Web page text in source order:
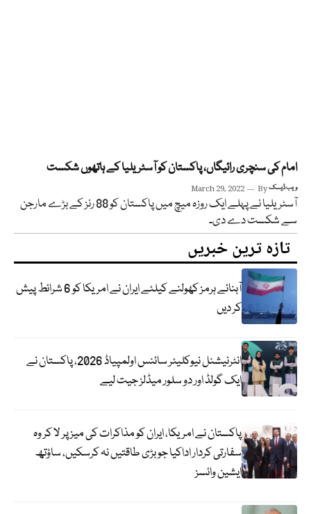
امام کی سنچری رائیگاں، پاکستان کو آسٹریلیا کے ہاتھوں شکست
March 29, 2022 Byویب ڈیسک
آسٹریلیا نے پہلے ایک روزہ میچ میں پاکستان کو 88 رنز کے بڑے مارجن
سے شکست دے دی۔
تازہ ترین خبریں
آبنائے ہرمز کھولنے کیلئے ایران نے امریکا کو 6 شرائط پیش
کر دیں
انٹرنیشنل نیوکلیئر سائنس اولمپیاڈ 2026، پاکستان نے
ایک گولڈ اور دو سلور میڈلز جیت لیے
پاکستان نے امریکا، ایران کو مذاکرات کی میز پر لا کر وہ
سفارتی کردار اداکیا جو بڑی طاقتیں نہ کرسکیں، ساؤتھ
ایشین وائسز